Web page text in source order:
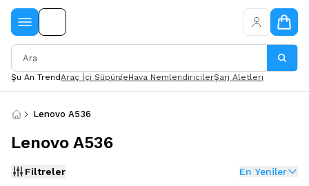
Şu An TrendAraç İçi SüpürgeHava NemlendiricilerŞarj Aletleri
Lenovo A536
Lenovo A536
Filtreler En Yeniler